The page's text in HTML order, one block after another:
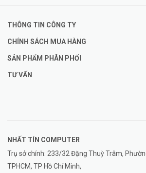
THÔNG TIN CÔNG TY
CHÍNH SÁCH MUA HÀNG
SẢN PHẨM PHÂN PHỐI
TƯ VẤN
NHẤT TÍN COMPUTER
Trụ sở chính: 233/32 Đặng Thuỳ Trâm,
TPHCM, TP Hồ Chí Minh,